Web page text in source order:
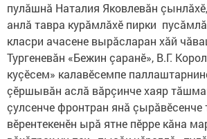
пулăшнă Наталия Яковлевăн
анлă тавра курăмлăхӗ пирки
класри ачасене вырăсларан хăй
Тургеневăн «Бежин çаранӗ», В.Г.
куçӗсем» калавӗсемпе
çӗршывăн аслă вăрçинче хаяр
çулсенче фронтран янă çырăвӗсенче
вӗрентекенӗн ырă ятне пӗрре кăна